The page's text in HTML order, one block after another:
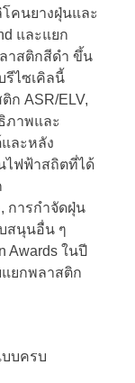
คนยางฝุ่นและ
และแยก
าสติกสีดำ ขึ้น
รีไซเคิลนี้
ก ASR/ELV,
ภาพและ
ละหลัง
ไฟฟ้าสถิตที่ได้
การกำจัดฝุ่น
สนุนอื่น ๆ
Awards ในปี
แยกพลาสติก
บครบ